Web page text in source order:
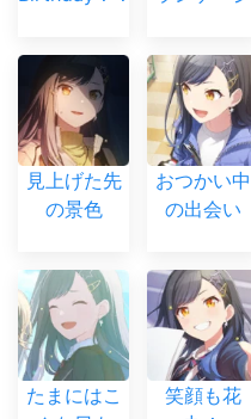
見上げた先
の景色
おつかい中
の出会い
たまにはこ
笑顔も花